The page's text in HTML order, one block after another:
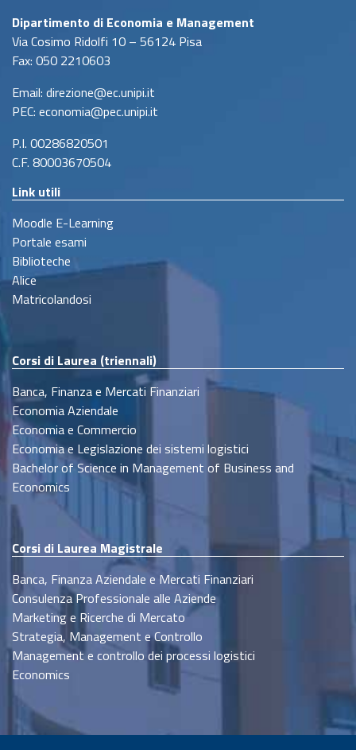
Dipartimento di Economia e Management
Via Cosimo Ridolfi 10 – 56124 Pisa
Fax: 050 2210603
Email: direzione@ec.unipi.it
PEC: economia@pec.unipi.it
P.I. 00286820501
C.F. 80003670504
Link utili
Moodle E-Learning
Portale esami
Biblioteche
Alice
Matricolandosi
Corsi di Laurea (triennali)
Banca, Finanza e Mercati Finanziari
Economia Aziendale
Economia e Commercio
Economia e Legislazione dei sistemi logistici
Bachelor of Science in Management of Business and
Economics
Corsi di Laurea Magistrale
Banca, Finanza Aziendale e Mercati Finanziari
Consulenza Professionale alle Aziende
Marketing e Ricerche di Mercato
Strategia, Management e Controllo
Management e controllo dei processi logistici
Economics